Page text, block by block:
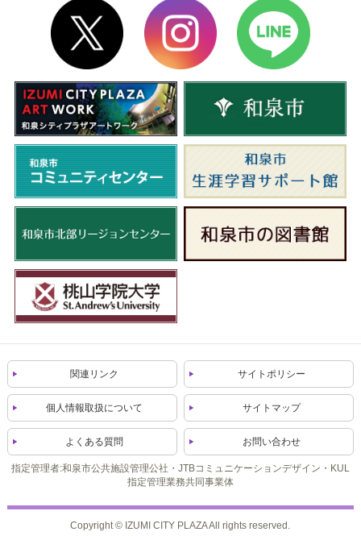
関連リンク サイトポリシー
個人情報取扱について サイトマップ
よくある質問 お問い合わせ
指定管理者:和泉市公共施設管理公社・JTBコミュニケーションデザイン・KUL
指定管理業務共同事業体
Copyright © IZUMI CITY PLAZA All rights reserved.